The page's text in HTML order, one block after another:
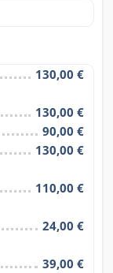
130,00 €
130,00 €
90,00 €
130,00 €
110,00 €
24,00 €
39,00 €